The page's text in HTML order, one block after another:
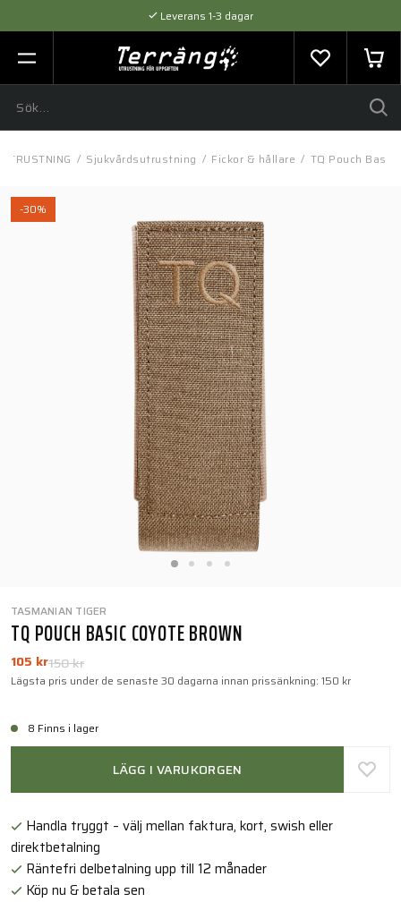
Leverans 1-3 dagar
Flexibel betalning med SVEA
Expertråd & Kvalitetsprodukter
UTRUSTNING / Sjukvårdsutrustning / Fickor & hållare / TQ Pouch
-30%
TASMANIAN TIGER
TQ POUCH BASIC COYOTE BROWN
150 kr
105 kr
Lägsta pris under de senaste 30 dagarna innan prissänkning: 150 kr
8 Finns i lager
LÄGG I VARUKORGEN
Handla tryggt – välj mellan faktura, kort, swish eller
direktbetalning
Räntefri delbetalning upp till 12 månader
Köp nu & betala sen